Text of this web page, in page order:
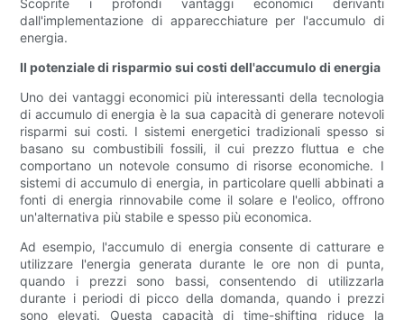
Scoprite i profondi vantaggi economici derivanti
dall'implementazione di apparecchiature per l'accumulo di
energia.
Il potenziale di risparmio sui costi dell'accumulo di energia
Uno dei vantaggi economici più interessanti della tecnologia
di accumulo di energia è la sua capacità di generare notevoli
risparmi sui costi. I sistemi energetici tradizionali spesso si
basano su combustibili fossili, il cui prezzo fluttua e che
comportano un notevole consumo di risorse economiche. I
sistemi di accumulo di energia, in particolare quelli abbinati a
fonti di energia rinnovabile come il solare e l'eolico, offrono
un'alternativa più stabile e spesso più economica.
Ad esempio, l'accumulo di energia consente di catturare e
utilizzare l'energia generata durante le ore non di punta,
quando i prezzi sono bassi, consentendo di utilizzarla
durante i periodi di picco della domanda, quando i prezzi
sono elevati. Questa capacità di time-shifting riduce la